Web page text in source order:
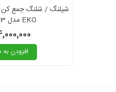
شیلنگ / شلنگ جمع کن
EKO مدل EPHR-8103
4,000,000
افزودن